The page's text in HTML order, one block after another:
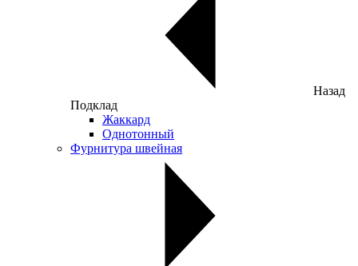
Назад
Подклад
Жаккард
Однотонный
Фурнитура швейная